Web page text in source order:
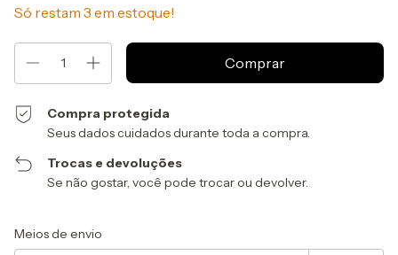
Só restam 3 em estoque!
Compra protegida
Seus dados cuidados durante toda a compra.
Trocas e devoluções
Se não gostar, você pode trocar ou devolver.
Entregas para o CEP:
Meios de envio